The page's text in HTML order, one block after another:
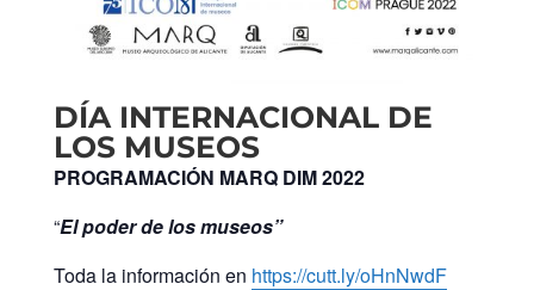
DÍA INTERNACIONAL DE
LOS MUSEOS
PROGRAMACIÓN MARQ DIM 2022
“El poder de los museos”
Toda la información en https://cutt.ly/oHnNwdF